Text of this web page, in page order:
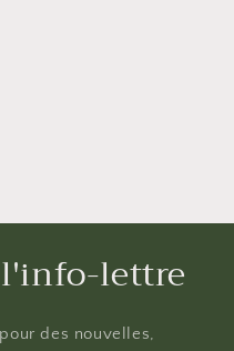
lettre
des nouvelles,